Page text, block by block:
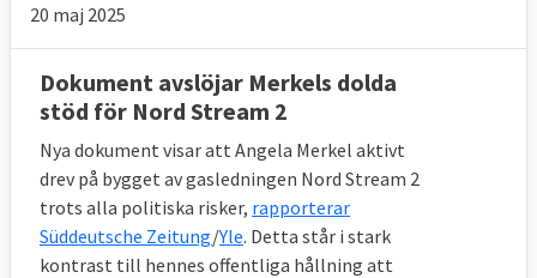
20 maj 2025
Dokument avslöjar Merkels dolda
stöd för Nord Stream 2
Nya dokument visar att Angela Merkel aktivt
drev på bygget av gasledningen Nord Stream 2
trots alla politiska risker, rapporterar
Süddeutsche Zeitung/Yle. Detta står i stark
kontrast till hennes offentliga hållning att